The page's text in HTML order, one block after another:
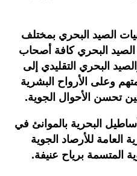
الصيد البحري بمختلف
الصيد البحري كافة أصحاب
البحري التقليدي إلى
وعلى الأرواح البشرية
تحسن الأحوال الجوية.
البحرية بالموانئ في
العامة للأرصاد الجوية
المتسمة برياح عنيفة.